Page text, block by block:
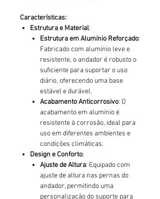
Características:
Estrutura e Material:
Estrutura em Alumínio Reforçado:
Fabricado com alumínio leve e
resistente, o andador é robusto o
suficiente para suportar o uso
diário, oferecendo uma base
estável e durável.
Acabamento Anticorrosivo: O
acabamento em alumínio é
resistente à corrosão, ideal para
uso em diferentes ambientes e
condições climáticas.
Design e Conforto:
Ajuste de Altura: Equipado com
ajuste de altura nas pernas do
andador, permitindo uma
personalização do suporte para